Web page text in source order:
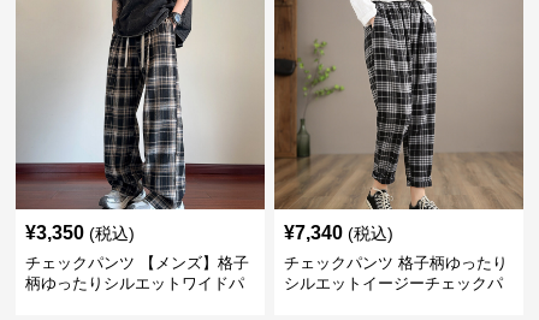
¥3,350 (税込)
チェックパンツ 【メンズ】格子
柄ゆったりシルエットワイドパ
¥7,340 (税込)
チェックパンツ 格子柄ゆったり
シルエットイージーチェックパ